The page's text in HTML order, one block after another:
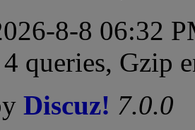
8-8 06:32
queries, Gzip
Discuz! 7.0.0